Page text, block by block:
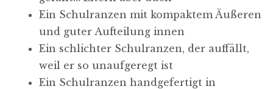
Ein Schulranzen mit kompaktem Äußeren
und guter Aufteilung innen
Ein schlichter Schulranzen, der auffällt,
weil er so unaufgeregt ist
Ein Schulranzen handgefertigt in